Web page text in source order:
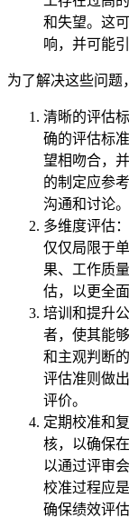
和失望。这
响，并可能
为了解决这些问题
清晰的评估
确的评估标
望相吻合，
的制定应参
沟通和讨论。
多维度评估
仅仅局限于
果、工作质
估，以更全
培训和提升
者，使其能
和主观判断
评估准则做
评价。
定期校准和
核，以确保
以通过评审
校准过程应
确保绩效评